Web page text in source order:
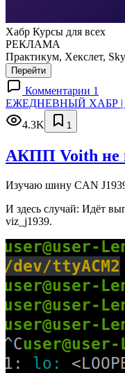
Хабр Курсы для всех
РЕКЛАМА
Практикум, Хекслет,
Перейти
Комментарии 1
ЕЖЕДНЕВНЫЙ ХАБР |
4.3K
1
АКПП Voith не
Изучаю шину CAN J1939
И здесь случай: Идёт
viz_j1939.